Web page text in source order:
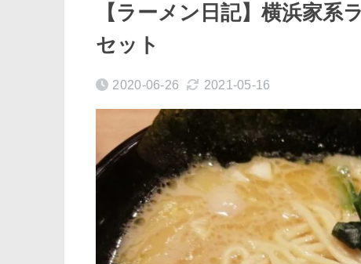
【ラーメン日記】横浜家系
セット
2020-06-26 2021-05-16